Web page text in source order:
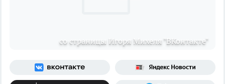
со страницы Игоря Михеля "ВКонтакте"